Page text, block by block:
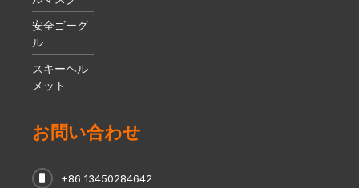
安全ゴーグ
ル
スキーヘル
メット
お問い合わせ
+86 13450284642